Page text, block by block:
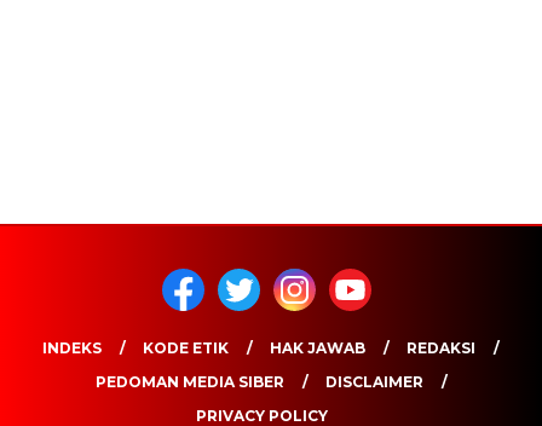
INDEKS KODE ETIK HAK JAWAB
REDAKSI
PEDOMAN MEDIA SIBER
DISCLAIMER
PRIVACY POLICY